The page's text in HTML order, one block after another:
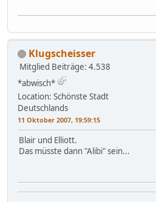
Klugscheisser
Mitglied Beiträge: 4.538
*abwisch*
Location: Schönste Stadt
Deutschlands
11 Oktober 2007, 19:59:15
Blair und Elliott.
Das müsste dann "Alibi" sein...